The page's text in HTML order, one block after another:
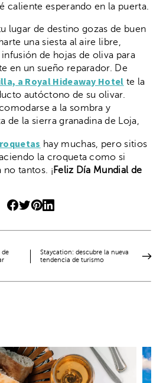
caliente esperando en la puerta.
lugar de destino gozas de buen
una siesta al aire libre,
de hojas de oliva para
en un sueño reparador. De
a Royal Hideaway Hotel te la
autóctono de su olivar.
a la sombra y
de la sierra granadina de Loja,
hay muchas, pero sitios
la croqueta como si
no tantos. ¡ Feliz Día Mundial de
de
Staycation: descubre la nueva
tendencia de turismo